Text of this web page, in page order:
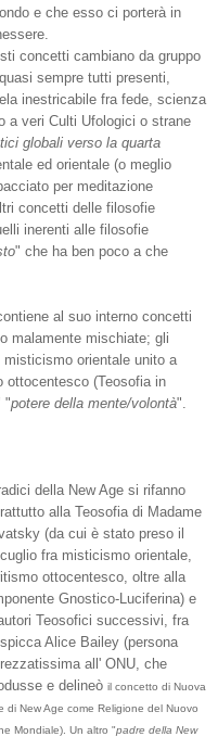
e che esso ci porterà in
concetti cambiano da gruppo
sempre tutti presenti,
inestricabile fra fede, scienza
a veri Culti Ufologici o strane
globali verso la quarta
ed orientale (o meglio
per meditazione
concetti delle filosofie
inerenti alle filosofie
" che ha ben poco a che
al suo interno concetti
malamente mischiate; gli
orientale unito a
(Teosofia in
"potere della mente/volontà".
della New Age si rifanno
alla Teosofia di Madame
(da cui è stato preso il
fra misticismo orientale,
ottocentesco, oltre alla
Gnostico-Luciferina) e
Teosofici successivi, fra
Alice Bailey (persona
all' ONU, che
e delineò il concetto di Nuova
di New Age come Religione del Nuovo
Mondiale). Un altro "padre della New